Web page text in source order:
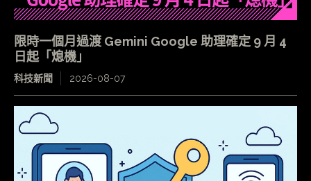
限時一個月過渡 Gemini Google 助理確定 9 月 4
日起「熄機」
科技新聞 2026-08-07